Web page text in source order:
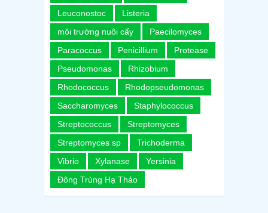
Leuconostoc
Listeria
môi trường nuôi cấy
Paecilomyces
Paracoccus
Penicillium
Protease
Pseudomonas
Rhizobium
Rhodococcus
Rhodopseudomonas
Saccharomyces
Staphylococcus
Streptococcus
Streptomyces
Streptomyces sp
Trichoderma
Vibrio
Xylanase
Yersinia
Đông Trùng Hạ Thảo